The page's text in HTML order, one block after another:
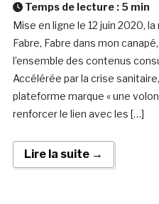
Temps de lecture : 5 min
Mise en ligne le 12 juin 2020,
Fabre, Fabre dans mon
l’ensemble des contenus
Accélérée par la crise
plateforme marque « une
renforcer le lien avec les […]
Lire la suite →